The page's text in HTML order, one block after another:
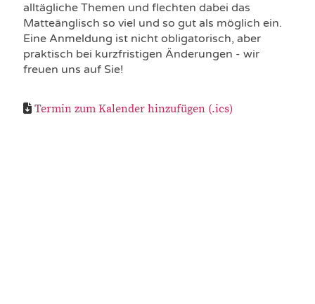
alltägliche Themen und flechten dabei das
Matteänglisch so viel und so gut als möglich ein.
Eine Anmeldung ist nicht obligatorisch, aber
praktisch bei kurzfristigen Änderungen - wir
freuen uns auf Sie!
Termin zum Kalender hinzufügen (.ics)